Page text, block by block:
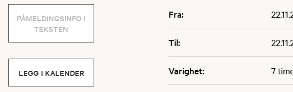
Fra:
Til:
Varighet: 7
PÅMELDINGSINFO I
TEKSTEN
LEGG I KALENDER